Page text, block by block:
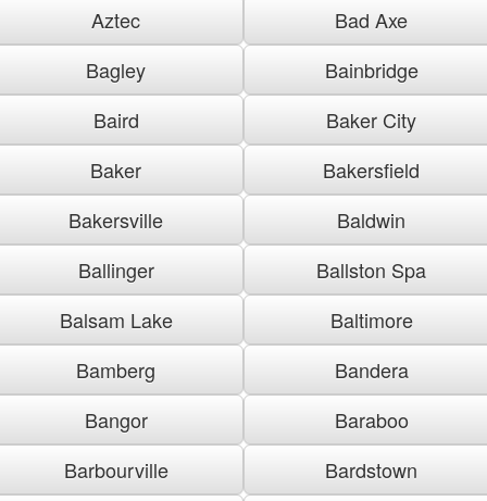
Aztec
Bad Axe
Bagley
Bainbridge
Baird
Baker City
Baker
Bakersfield
Bakersville
Baldwin
Ballinger
Ballston Spa
Balsam Lake
Baltimore
Bamberg
Bandera
Bangor
Baraboo
Barbourville
Bardstown